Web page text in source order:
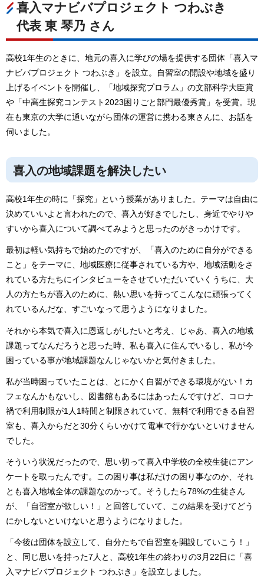
喜入マナビバプロジェクト つわぶき
代表 東 琴乃 さん
高校1年生のときに、地元の喜入に学びの場を提供する団体「喜入マ
ナビバプロジェクト つわぶき」を設立。自習室の開設や地域を盛り
上げるイベントを開催し、「地域探究プロラム」の文部科学大臣賞
や「中高生探究コンテスト2023困りごと部門最優秀賞」を受賞。現
在も東京の大学に通いながら団体の運営に携わる東さんに、お話を
伺いました。
喜入の地域課題を解決したい
高校1年生の時に「探究」という授業がありました。テーマは自由に
決めていいよと言われたので、喜入が好きでしたし、身近でやりや
すいから喜入について調べてみようと思ったのがきっかけです。
最初は軽い気持ちで始めたのですが、「喜入のために自分ができる
こと」をテーマに、地域医療に従事されている方や、地域活動をさ
れている方たちにインタビューをさせていただいていくうちに、大
人の方たちが喜入のために、熱い思いを持ってこんなに頑張ってく
れているんだな、すごいなって思うようになりました。
それから本気で喜入に恩返しがしたいと考え、じゃあ、喜入の地域
課題ってなんだろうと思った時、私も喜入に住んでいるし、私が今
困っている事が地域課題なんじゃないかと気付きました。
私が当時困っていたことは、とにかく自習ができる環境がない！カ
フェなんかもないし、図書館もあるにはあったんですけど、コロナ
禍で利用制限が1人1時間と制限されていて、無料で利用できる自習
室も、喜入からだと30分くらいかけて電車で行かないといけません
でした。
そういう状況だったので、思い切って喜入中学校の全校生徒にアン
ケートを取ったんです。この困り事は私だけの困り事なのか、それ
とも喜入地域全体の課題なのかって。そうしたら78%の生徒さん
が、「自習室が欲しい！」と回答していて、この結果を受けてどう
にかしないといけないと思うようになりました。
「今後は団体を設立して、自分たちで自習室を開設していこう！」
と、同じ思いを持った7人と、高校1年生の終わりの3月22日に「喜
入マナビバプロジェクト つわぶき」を設立しました。